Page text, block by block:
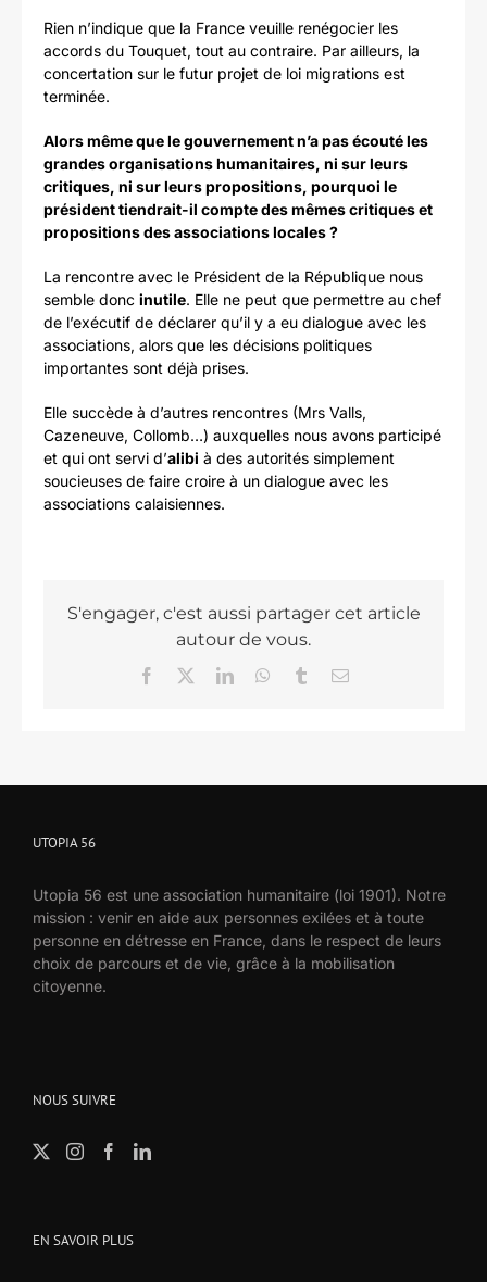
Rien n’indique que la France veuille renégocier les
accords du Touquet, tout au contraire. Par ailleurs, la
concertation sur le futur projet de loi migrations est
terminée.
Alors même que le gouvernement n’a pas écouté les
grandes organisations humanitaires, ni sur leurs
critiques, ni sur leurs propositions, pourquoi le
président tiendrait-il compte des mêmes critiques et
propositions des associations locales ?
La rencontre avec le Président de la République nous
semble donc inutile. Elle ne peut que permettre au chef
de l’exécutif de déclarer qu’il y a eu dialogue avec les
associations, alors que les décisions politiques
importantes sont déjà prises.
Elle succède à d’autres rencontres (Mrs Valls,
Cazeneuve, Collomb…) auxquelles nous avons participé
et qui ont servi d’alibi à des autorités simplement
soucieuses de faire croire à un dialogue avec les
associations calaisiennes.
S'engager, c'est aussi partager cet article
autour de vous.
Facebook LinkedInWhatsAppTumblrEmail
UTOPIA 56
Utopia 56 est une association humanitaire (loi 1901). Notre
mission : venir en aide aux personnes exilées et à toute
personne en détresse en France, dans le respect de leurs
choix de parcours et de vie, grâce à la mobilisation
citoyenne.
NOUS SUIVRE
EN SAVOIR PLUS